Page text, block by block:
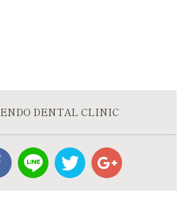
ENDO DENTAL CLINIC